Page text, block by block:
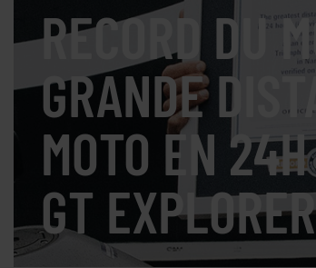
RECORD DU
GRANDE
MOTO EN
GT EXPLORER